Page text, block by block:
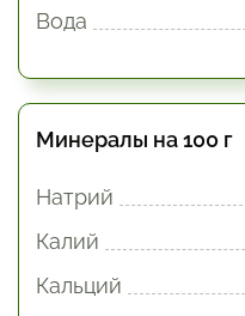
Вода
Минералы на 100 г
Натрий
Калий
Кальций